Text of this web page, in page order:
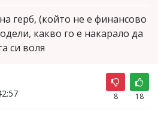
герб, (който не е финансово
какво го е накарало да
си воля
8 18